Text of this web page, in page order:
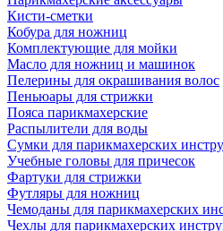
Кисти-сметки
Кобура для ножниц
Комплектующие для мойки
Масло для ножниц и машинок
Пелерины для окрашивания волос
Пеньюары для стрижки
Пояса парикмахерские
Распылители для воды
Сумки для парикмахерских
Учебные головы для причесок
Фартуки для стрижки
Футляры для ножниц
Чемоданы для парикмахерских
Чехлы для парикмахерских